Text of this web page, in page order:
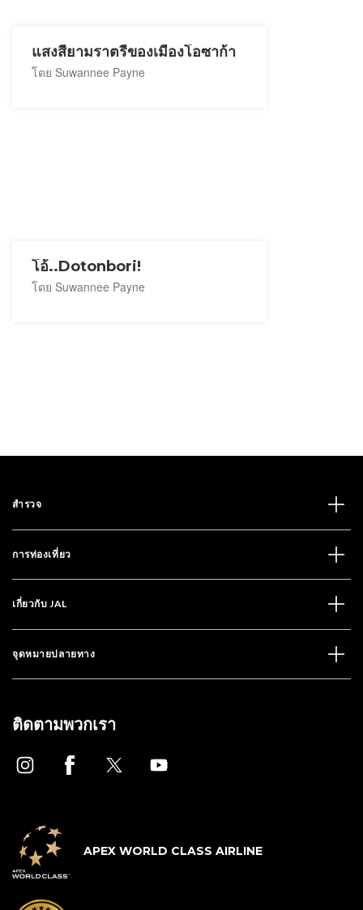
แสงสียามราตรีของเมืองโอซาก้า
โดย Suwannee Payne
โอ้..Dotonbori!
โดย Suwannee Payne
สำรวจ
การท่องเที่ยว
เกี่ยวกับ JAL
จุดหมายปลายทาง
ติดตามพวกเรา
APEX WORLD CLASS AIRLINE